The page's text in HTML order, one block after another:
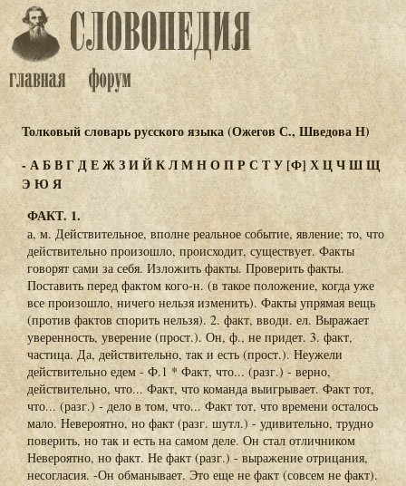
Толковый словарь русского языка (Ожегов С., Шведова Н)
-АБВГДЕЖЗИЙКЛМНОПР СТУ [Ф] ХЦЧШЩ
Э Ю Я
ФАКТ. 1.
а, м. Действительное, вполне реальное событие, явление; то, что
действительно произошло, происходит, существует. Факты
говорят сами за себя. Изложить факты. Проверить факты.
Поставить перед фактом кого-н. (в такое положение, когда уже
все произошло, ничего нельзя изменить). Факты упрямая вещь
(против фактов спорить нельзя). 2. факт, вводи. ел. Выражает
уверенность, уверение (прост.). Он, ф., не придет. 3. факт,
частица. Да, действительно, так и есть (прост.). Неужели
действительно едем - Ф.1 * Факт, что... (разг.) - верно,
действительно, что... Факт, что команда выигрывает. Факт тот,
что... (разг.) - дело в том, что... Факт тот, что времени осталось
мало. Невероятно, но факт (разг. шутл.) - удивительно, трудно
поверить, но так и есть на самом деле. Он стал отличником
Невероятно, но факт. Не факт (разг.) - выражение отрицания,
несогласия. -Он обманывает. Это еще не факт (совсем не факт).